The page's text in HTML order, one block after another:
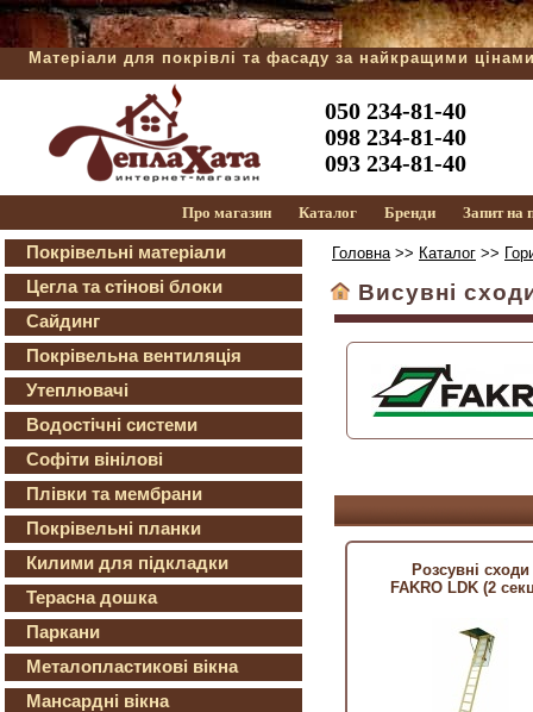
Матеріали для покрівлі та фасаду за найкращими
050 234-81-40
098 234-81-40
093 234-81-40
Про магазин Каталог Бренди Запит на
Покрівельні матеріали
Цегла та стінові блоки
Сайдинг
Покрівельна вентиляція
Утеплювачі
Водостічні системи
Софіти вінілові
Плівки та мембрани
Покрівельні планки
Килими для підкладки
Терасна дошка
Паркани
Металопластикові вікна
Мансардні вікна
Головна>> Каталог >>
Висувні
Розсувні сходи
FAKRO LDK (2